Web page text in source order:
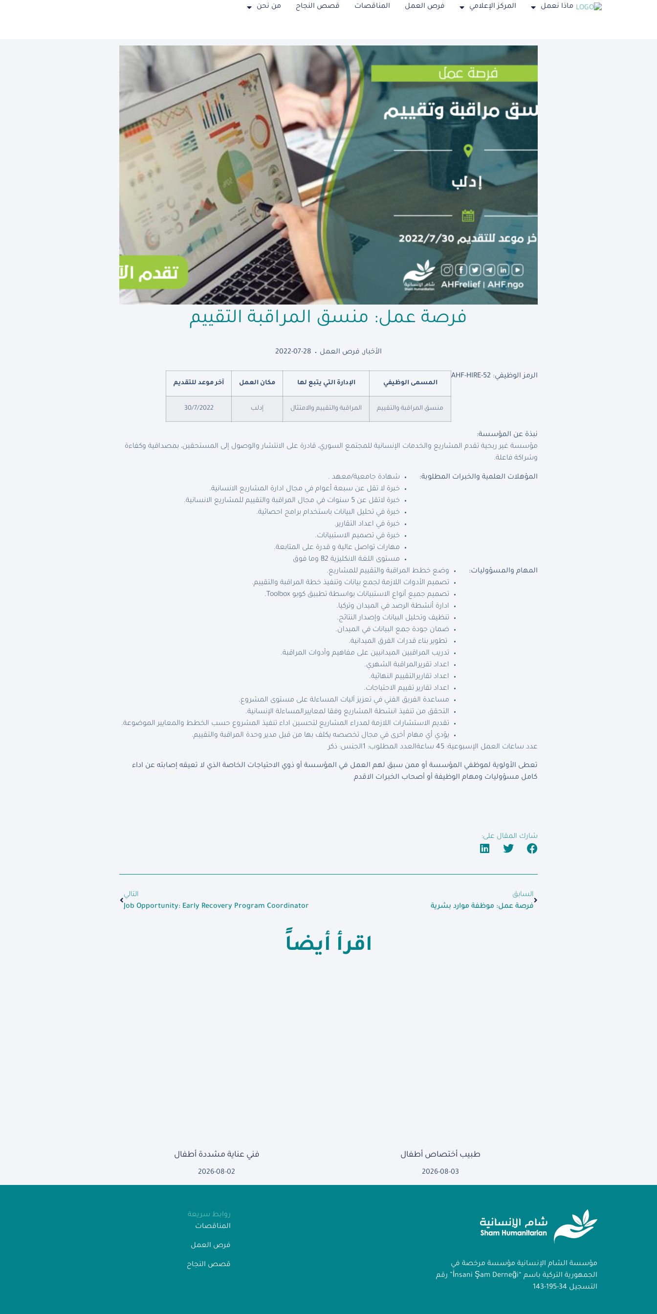
ماذا نعمل المركز الإعلامي فرص العمل المناقصات قصص النجاح من نحن
فرصة عمل: منسق المراقبة التقييم
الأخبار, فرص العمل 2022-07-28
الرمز الوظيفي: AHF-HIRE-52
المسمى الوظيفي الإدارة التي يتبع لها مكان العمل آخر موعد للتقديم
منسق المراقبة والتقييم المراقبة والتقييم والامتثال إدلب 30/7/2022
نبذة عن المؤسسة:
مؤسسة غير ربحية تقدم المشاريع والخدمات الإنسانية للمجتمع السوري، قادرة على الانتشار والوصول إلى المستحقين، بمصداقية وكفاءة
وشراكة فاعلة.
المؤهلات العلمية والخبرات المطلوبة:
شهادة جامعية/معهد .
خبرة لا تقل عن سبعة أعوام في مجال ادارة المشاريع الانسانية.
خبرة لاتقل عن 5 سنوات في مجال المراقبة والتقييم للمشاريع الانسانية.
خبرة في تحليل البيانات باستخدام برامج احصائية.
خبرة في اعداد التقارير.
خبرة في تصميم الاستبيانات.
مهارات تواصل عالية و قدرة على المتابعة.
مستوى اللغة الانكليزية B2 وما فوق
المهام والمسؤوليات:
وضع خطط المراقبة والتقييم للمشاريع.
تصميم الأدوات اللازمة لجمع بيانات وتنفيذ خطة المراقبة والتقييم.
تصميم جميع أنواع الاستبيانات بواسطة تطبيق كوبو Toolbox.
ادارة أنشطة الرصد في الميدان وتركيا.
تنظيف وتحليل البيانات وإصدار النتائج.
ضمان جودة جمع البيانات في الميدان.
تطوير بناء قدرات الفرق الميدانية.
تدريب المراقبين الميدانيين على مفاهيم وأدوات المراقبة.
اعداد تقريرالمراقبة الشهري.
اعداد تقاريرالتقييم النهائية.
اعداد تقارير تقييم الاحتياجات.
مساعدة الفريق الفني في تعزيز آليات المساءلة على مستوى المشروع.
التحقق من تنفيذ انشطة المشاريع وفقا لمعاييرالمساءلة الإنسانية.
تقديم الاستشارات اللازمة لمدراء المشاريع لتحسين اداء تنفيذ المشروع حسب الخطط والمعايير الموضوعة.
يؤدي أي مهام أخرى في مجال تخصصه يكلف بها من قبل مدير وحدة المراقبة والتقييم.
عدد ساعات العمل الإسبوعية: 45 ساعة
العدد المطلوب: 1 الجنس: ذكر
تعطى الأولوية لموظفي المؤسسة أو ممن سبق لهم العمل في المؤسسة أو ذوي الاحتياجات الخاصة الذي لا تعيقه إصابته عن اداء
كامل مسؤوليات ومهام الوظيفة أو أصحاب الخبرات الاقدم
شارك المقال على:
السابق
فرصة عمل: موظفة موارد بشرية
التالي
Job Opportunity: Early Recovery Program Coordinator
اقرأ أيضاً
طبيب أختصاص أطفال
2026-08-03
فني عناية مشددة أطفال
2026-08-02
مؤسسة الشام الإنسانية مؤسسة مرخصة في
الجمهورية التركية باسم “İnsani Şam Derneği” رقم
التسجيل 34-195-143
روابط سريعة
المناقصات
فرص العمل
قصص النجاح